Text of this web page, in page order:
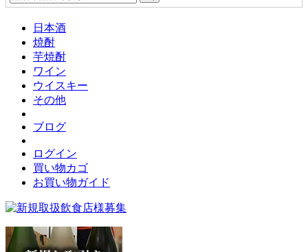
日本酒
焼酎
芋焼酎
ワイン
ウイスキー
その他
ブログ
ログイン
買い物カゴ
お買い物ガイド